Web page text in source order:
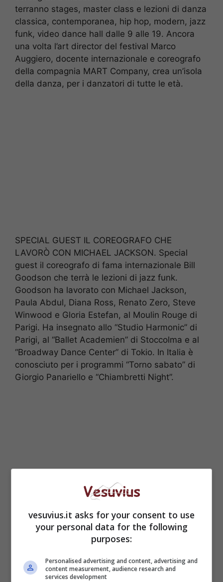
terranno stages, master class e lezioni di danza
classica, contemporanea, hip hop, modern, jazz
funk, video dance hall dalle 9 alle 19. Ancora
una volta l’art director del festival Marco
Auggiero, docente internazionale e coreografo
della compagnia MART Company, crea un’isola
della danza, per i danzatori di tutte le età.
SPECIAL GUEST IL COREOGRAFO CHE
LAVORÒ CON MICHAEL JACKSON. Special
guest il coreografo di fama internazionale Bill
Goodson che terrà le lezioni di jazz funk.
Goodson ha lavorato con Michael Jackson,
Paula Abdul, Diana Ross, Renato Zero, Steve
Winwood e Gloria Estefan, al Moulin Rouge di
Parigi. Ha insegnato allo “Studio Harmonic” di
Parigi, al “Ballet Academien” di Stoccolma e al
“Broadway Dance Center” di Tokio. In Italia è
conosciuto per i programmi “Torno sabato” di
Giorgio Panariello e “Chiambretti Night”.
I MAESTRI. La sezione di modern jazz sarà
affidata al coreografo internazionale Mauro
Mosconi, docente presso lo I.A.L.S. di Roma, è
Maitre de Ballet dello Stockolm Akademy Ballet
vesuvius.it asks for your consent to use
your personal data for the following
purposes:
Personalised advertising and content, advertising and
content measurement, audience research and
services development